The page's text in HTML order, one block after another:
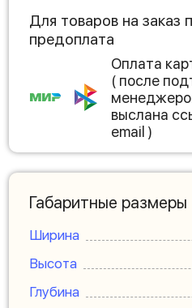
Для товаров на заказ
предоплата
Оплата
( после
выслана
email )
Габаритные размеры
Ширина
Высота
Глубина